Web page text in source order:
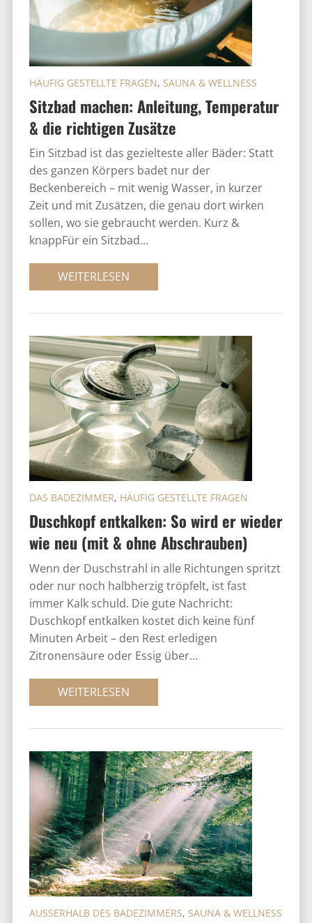
Sitzbad machen: Anleitung, Temperatur
& die richtigen Zusätze
HÄUFIG GESTELLTE FRAGEN, SAUNA & WELLNESS
Ein Sitzbad ist das gezielteste aller Bäder: Statt
des ganzen Körpers badet nur der
Beckenbereich – mit wenig Wasser, in kurzer
Zeit und mit Zusätzen, die genau dort wirken
sollen, wo sie gebraucht werden. Kurz &
knappFür ein Sitzbad...
WEITERLESEN
Duschkopf entkalken: So wird er wieder
wie neu (mit & ohne Abschrauben)
DAS BADEZIMMER, HÄUFIG GESTELLTE FRAGEN
Wenn der Duschstrahl in alle Richtungen spritzt
oder nur noch halbherzig tröpfelt, ist fast
immer Kalk schuld. Die gute Nachricht:
Duschkopf entkalken kostet dich keine fünf
Minuten Arbeit – den Rest erledigen
Zitronensäure oder Essig über...
WEITERLESEN
AUSSERHALB DES BADEZIMMERS , SAUNA & WELLNESS